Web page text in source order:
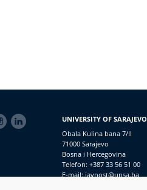
UNIVERSITY OF SARAJEVO
Obala Kulina bana 7/II
71000 Sarajevo
Bosna i Hercegovina
Telefon: +387 33 56 51 00
E-mail: javnost@unsa.ba